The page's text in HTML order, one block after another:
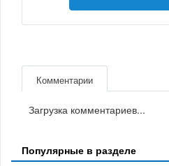
Комментарии
Загрузка комментариев...
Популярные в разделе